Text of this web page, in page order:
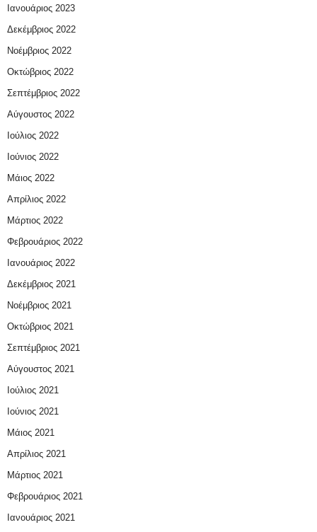
Ιανουάριος 2023
Δεκέμβριος 2022
Νοέμβριος 2022
Οκτώβριος 2022
Σεπτέμβριος 2022
Αύγουστος 2022
Ιούλιος 2022
Ιούνιος 2022
Μάιος 2022
Απρίλιος 2022
Μάρτιος 2022
Φεβρουάριος 2022
Ιανουάριος 2022
Δεκέμβριος 2021
Νοέμβριος 2021
Οκτώβριος 2021
Σεπτέμβριος 2021
Αύγουστος 2021
Ιούλιος 2021
Ιούνιος 2021
Μάιος 2021
Απρίλιος 2021
Μάρτιος 2021
Φεβρουάριος 2021
Ιανουάριος 2021